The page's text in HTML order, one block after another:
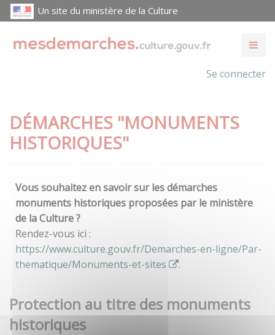
Un site du ministère de la Culture
Se connecter
DÉMARCHES "MONUMENTS
HISTORIQUES"
Vous souhaitez en savoir sur les démarches
monuments historiques proposées par le ministère
de la Culture ?
Rendez-vous ici :
https://www.culture.gouv.fr/Demarches-en-ligne/Par-
thematique/Monuments-et-sites
.
Protection au titre des monuments
historiques